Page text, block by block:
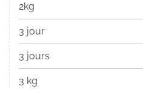
2kg
3 jour
3 jours
3 kg